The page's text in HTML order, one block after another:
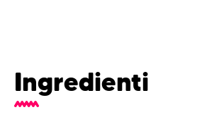
Ingredienti